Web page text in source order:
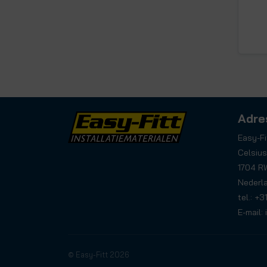
Easy-
1704
tel.:
E-mail:
© Easy-Fitt 2026